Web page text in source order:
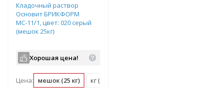
Кладочный раствор
Основит БРИКФОРМ
МС-11/1, цвет: 020 серый
(мешок 25кг)
Хорошая цена!
Цена: мешок (25 кг) кг (0.04 мешок)